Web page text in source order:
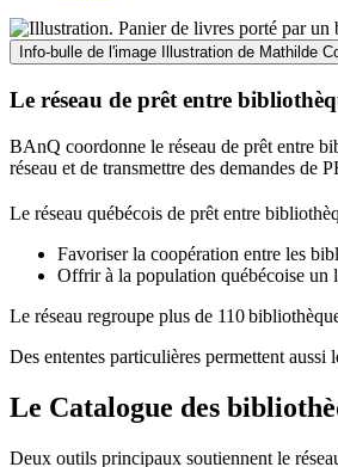
Info-bulle de l'image Illustration de Mathilde
Le réseau de prêt entre
BAnQ coordonne le réseau de prêt entre
réseau et de transmettre des demandes de
Le réseau québécois de prêt entre
Favoriser la coopération entre les
Offrir à la population québécoise un
Le réseau regroupe plus de 110bibliothè
Des ententes particulières permettent
Le Catalogue des
Deux outils principaux soutiennent le